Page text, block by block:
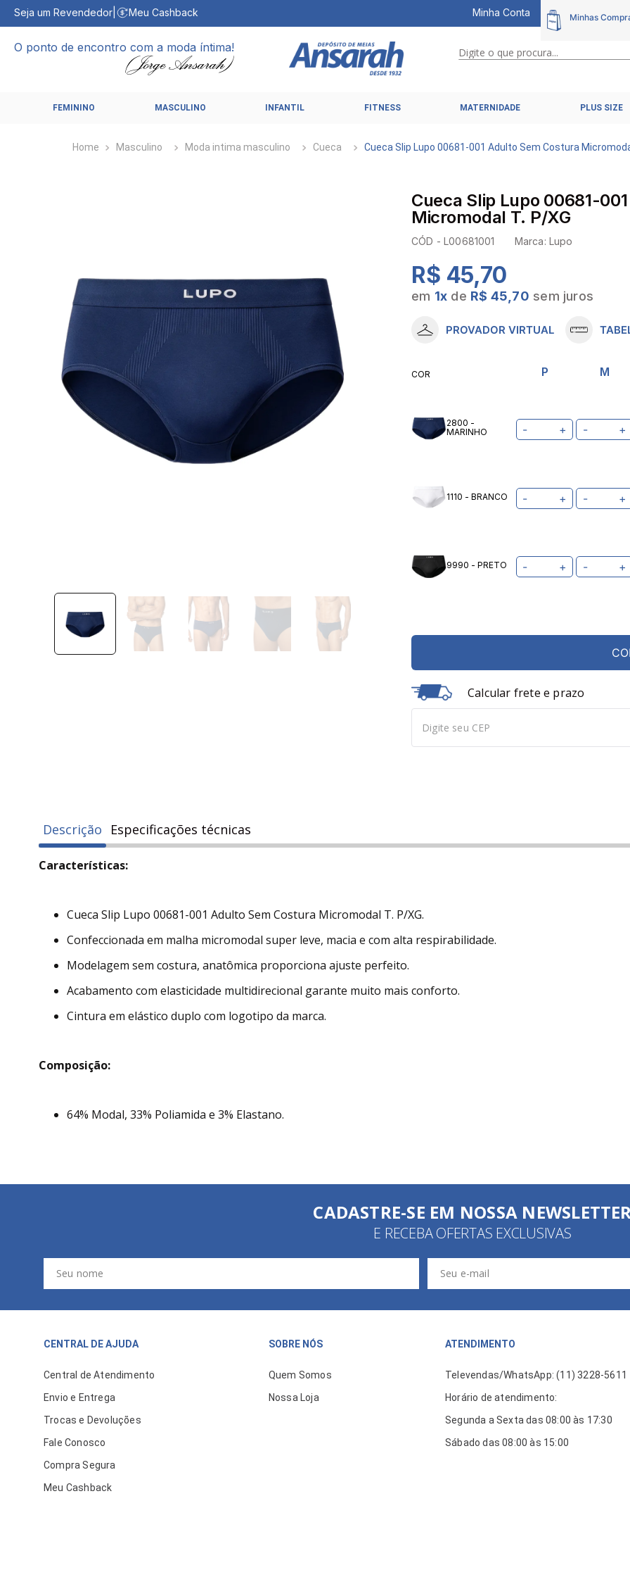
Seja um Revendedor Meu Cashback Minha Conta
O ponto de encontro com a moda íntima! Digite o que procura...
FEMININO MASCULINO INFANTIL FITNESS MATERNIDADE PLUS SIZE
Masculino Moda intima masculino Cueca Cueca Slip Lupo 00681-001 Adulto Sem Costura
Cueca Slip Lupo 00681-
Micromodal T. P/XG
CÓD -L00681001 Marca: Lupo
R$ 45,70
em 1x de R$ 45,70 sem juros
PROVADOR VIRTUAL
COR P M
2800 -
MARINHO
- + - +
1110 - BRANCO - + - +
9990 - PRETO - + - +
Calcular frete e prazo
Descrição Especificações técnicas
Características:
Cueca Slip Lupo 00681-001 Adulto Sem Costura Micromodal T. P/XG.
Confeccionada em malha micromodal super leve, macia e com alta respirabilidade.
Modelagem sem costura, anatômica proporciona ajuste perfeito.
Acabamento com elasticidade multidirecional garante muito mais conforto.
Cintura em elástico duplo com logotipo da marca.
Composição:
64% Modal, 33% Poliamida e 3% Elastano.
CADASTRE-SE EM NOSSA
E RECEBA OFERTAS EXCLUSIVAS
CENTRAL DE AJUDA
Central de Atendimento
Envio e Entrega
Trocas e Devoluções
Fale Conosco
Compra Segura
Meu Cashback
SOBRE NÓS
Quem Somos
Nossa Loja
ATENDIMENTO
Televendas/WhatsApp: (11) 3228-5611
Horário de atendimento:
Segunda a Sexta das 08:00 às 17:30
Sábado das 08:00 às 15:00
1 º
calcinhas
5º
sutiã liz
6º
sutias
8º
hering intimates
10º meia lupo